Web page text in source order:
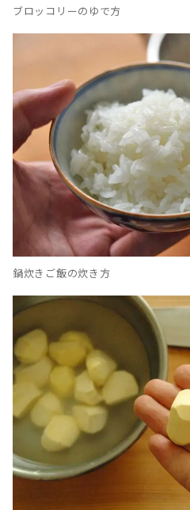
ブロッコリーのゆで方
鍋炊きご飯の炊き方